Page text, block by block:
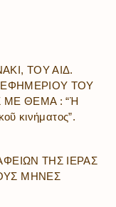
ΤΟΥ ΑΙΔ.
ΕΦΗΜΕΡΙΟΥ ΤΟΥ
ΜΕ ΘΕΜΑ : “Ἡ
κινήματος”.
ΤΗΣ ΙΕΡΑΣ
ΜΗΝΕΣ